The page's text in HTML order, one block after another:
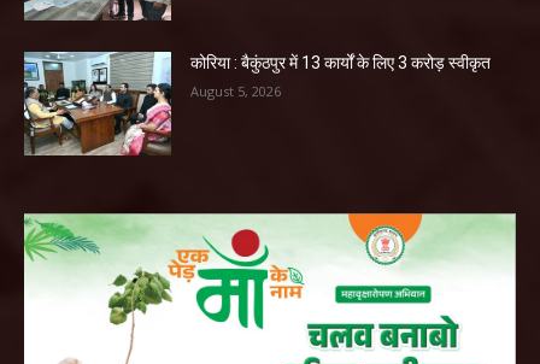
कोरिया : बैकुंठपुर में 13 कार्यों के लिए 3 करोड़ स्वीकृत
August 5, 2026